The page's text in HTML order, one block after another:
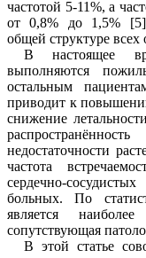
частотой 5-11%, а
от 0,8% до 1,5% [5].
общей структуре
В настоящее
выполняются
остальным
приводит к
снижение
недостаточности
частота
сердечно-
больных. По
является
сопутствующая
В этой статье